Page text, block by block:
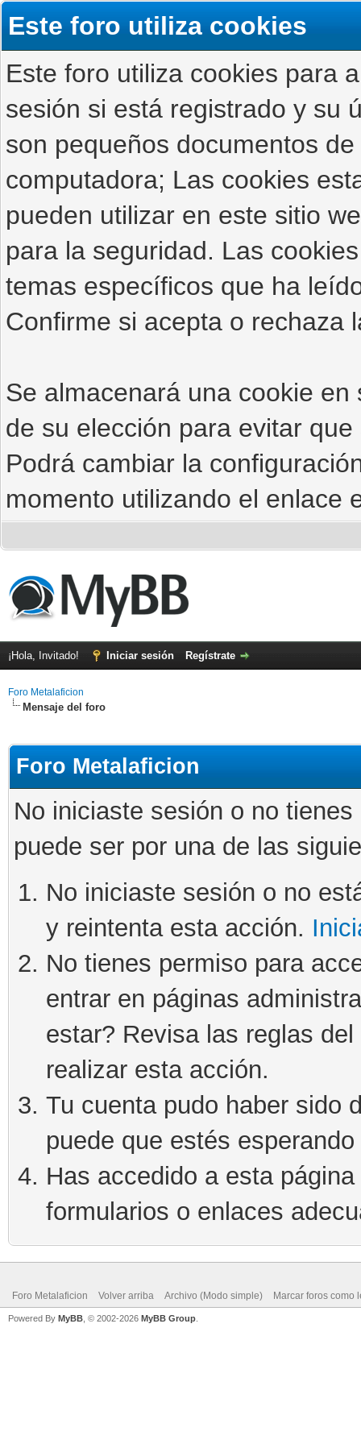
Este foro utiliza cookies
Este foro utiliza cookies para
sesión si está registrado y su
son pequeños documentos
computadora; Las cookies
pueden utilizar en este sitio
para la seguridad. Las
temas específicos que ha
Confirme si acepta o rechaza
Se almacenará una cookie
de su elección para evitar
Podrá cambiar la
momento utilizando el enlace
¡Hola, Invitado! Iniciar sesión Regístrate
Foro Metalaficion
Mensaje del foro
Foro Metalaficion
No iniciaste sesión o no
puede ser por una de las
No iniciaste sesión o no
y reintenta esta acción.
No tienes permiso para
entrar en páginas
estar? Revisa las reglas
realizar esta acción.
Tu cuenta pudo haber sido
puede que estés
Has accedido a esta
formularios o enlaces
Foro Metalaficion Volver arriba Archivo (Modo simple) Marcar foros como
Powered By MyBB , © 2002-2026 MyBB Group